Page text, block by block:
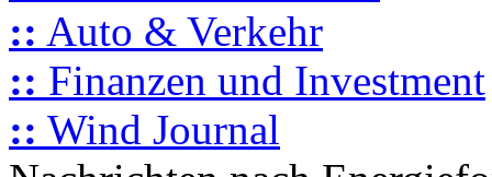
:: Auto & Verkehr
:: Finanzen und Investment
:: Wind Journal